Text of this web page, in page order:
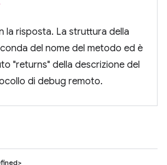
la risposta. La struttura della
del nome del metodo ed è
"returns" della descrizione del
di debug remoto.